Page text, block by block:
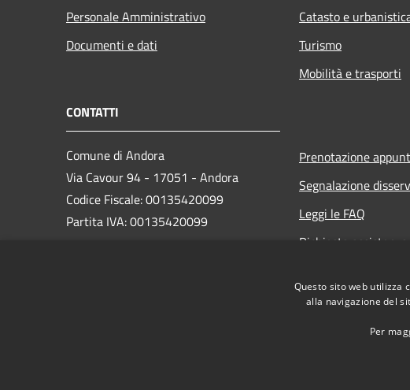
Personale Amministrativo
Documenti e dati
Catasto e
Turismo
Mobilità e trasporti
CONTATTI
Comune di Andora
Via Cavour 94 - 17051 - Andora
Codice Fiscale: 00135420099
Partita IVA: 00135420099
Prenotazione
Segnalazione
Leggi le FAQ
Richiesta assistenza
Questo sito web utilizza
alla navigazione del
Per